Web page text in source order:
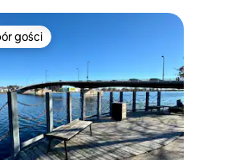
z kategorii Wybór gości
gości